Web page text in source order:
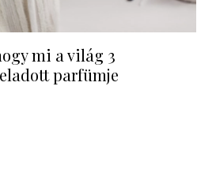
mi a világ 3
parfümje